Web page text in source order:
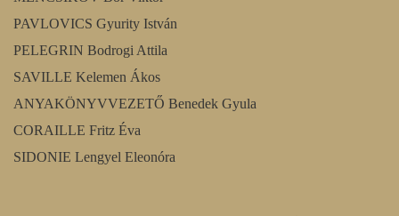
PAVLOVICS Gyurity István
PELEGRIN Bodrogi Attila
SAVILLE Kelemen Ákos
ANYAKÖNYVVEZETŐ Benedek Gyula
CORAILLE Fritz Éva
SIDONIE Lengyel Eleonóra